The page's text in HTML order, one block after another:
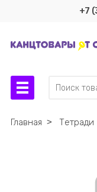
+7
Главная ˃ Тетради